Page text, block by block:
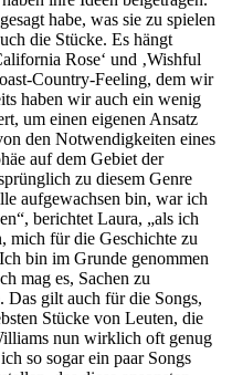
habe, was sie zu spielen
die Stücke. Es hängt
Rose‘ und ‚Wishful
Country-Feeling, dem wir
haben wir auch ein wenig
um einen eigenen Ansatz
den Notwendigkeiten eines
auf dem Gebiet der
zu diesem Genre
aufgewachsen bin, war ich
berichtet Laura, „als ich
mich für die Geschichte zu
bin im Grunde genommen
mag es, Sachen zu
Das gilt auch für die Songs,
Stücke von Leuten, die
nun wirklich oft genug
so sogar ein paar Songs